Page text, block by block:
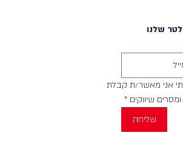
שלנו
ומסרים שיווקים *
שליחה